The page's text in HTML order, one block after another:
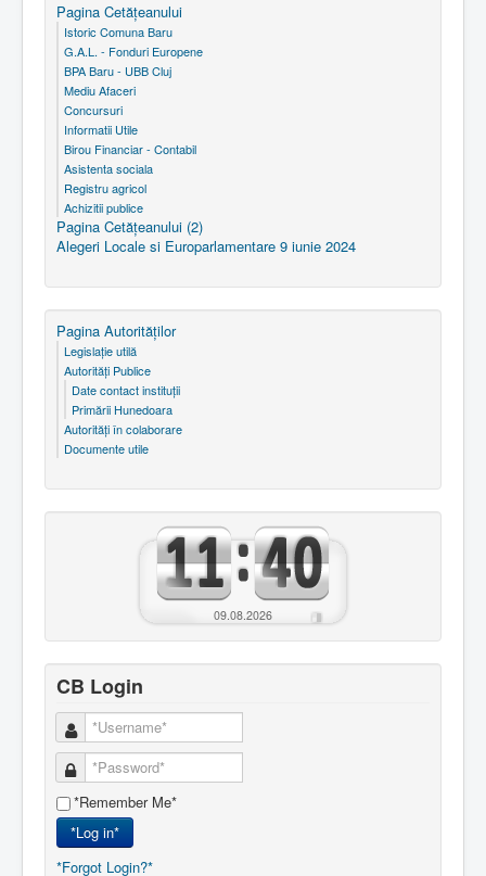
Pagina Cetăţeanului
Istoric Comuna Baru
G.A.L. - Fonduri Europene
BPA Baru - UBB Cluj
Mediu Afaceri
Concursuri
Informatii Utile
Birou Financiar - Contabil
Asistenta sociala
Registru agricol
Achizitii publice
Pagina Cetăţeanului (2)
Alegeri Locale si Europarlamentare 9 iunie 2024
Pagina Autorităţilor
Legislaţie utilă
Autorităţi Publice
Date contact instituţii
Primării Hunedoara
Autorităţi în colaborare
Documente utile
09.08.2026
CB Login
*Remember Me*
*Log in*
*Forgot Login?*